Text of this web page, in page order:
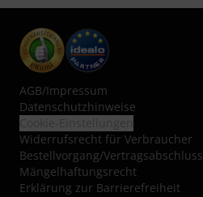
AGB/Impressum
Datenschutzhinweise
Widerrufsrecht für Verbraucher
Bestellvorgang/Vertragsabschluss
Mängelhaftungsrecht
Erklärung zur Barrierefreiheit